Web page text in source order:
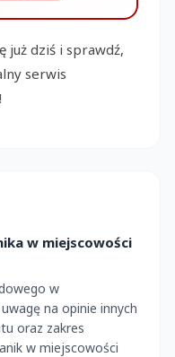
już dziś i sprawdź,
serwis
w miejscowości
w
na opinie innych
oraz zakres
w miejscowości